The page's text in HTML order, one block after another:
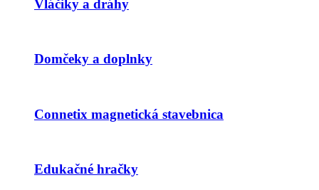
Vláčiky a dráhy
Domčeky a doplnky
Connetix magnetická stavebnica
Edukačné hračky